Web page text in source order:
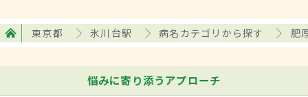
東京都 氷川台駅 病名カテゴリから探す 肥
悩みに寄り添うアプローチ